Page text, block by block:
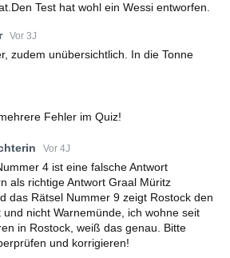
Test hat wohl ein Wessi entworfen.
Vor 3J
zudem unübersichtlich. In die Tonne
Fehler im Quiz!
Vor 4J
4 ist eine falsche Antwort
als richtige Antwort Graal Müritz
das Rätsel Nummer 9 zeigt Rostock den
und nicht Warnemünde, ich wohne seit
in Rostock, weiß das genau. Bitte
und korrigieren!